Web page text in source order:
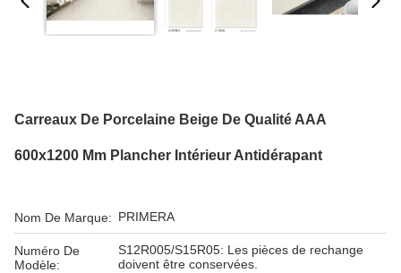
Carreaux De Porcelaine Beige De Qualité AAA
600x1200 Mm Plancher Intérieur Antidérapant
Nom De Marque: PRIMERA
Numéro De
Modèle:
S12R005/S15R05: Les pièces de rechange
doivent être conservées.